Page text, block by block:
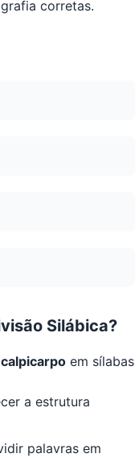
corretas.
Silábica?
calpicarpo em sílabas
a estrutura
palavras em